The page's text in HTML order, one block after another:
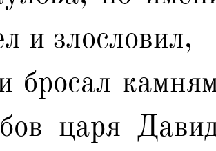
и злословил,
бросал
царя